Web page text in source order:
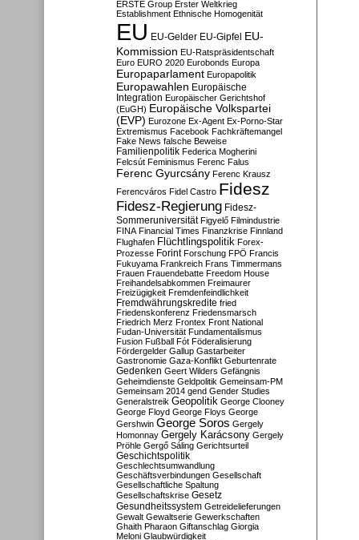
ERSTE Group Erster Weltkrieg
Establishment Ethnische Homogenität
EU EU-Gelder EU-Gipfel EU-
Kommission EU-Ratspräsidentschaft
Euro EURO 2020 Eurobonds Europa
Europaparlament Europapolitik
Europawahlen Europäische
Integration Europäischer Gerichtshof
(EuGH) Europäische Volkspartei
(EVP) Eurozone Ex-Agent Ex-Porno-Star
Extremismus Facebook Fachkräftemangel
Fake News falsche Beweise
Familienpolitik Federica Mogherini
Felcsút Feminismus Ferenc Falus
Ferenc Gyurcsány Ferenc Krausz
Ferencváros Fidel Castro Fidesz
Fidesz-Regierung Fidesz-
Sommeruniversität Figyelő Filmindustrie
FINA Financial Times Finanzkrise Finnland
Flughafen Flüchtlingspolitik Forex-
Prozesse Forint Forschung FPÖ Francis
Fukuyama Frankreich Frans Timmermans
Frauen Frauendebatte Freedom House
Freihandelsabkommen Freimaurer
Freizügigkeit Fremdenfeindlichkeit
Fremdwährungskredite fried
Friedenskonferenz Friedensmarsch
Friedrich Merz Frontex Front National
Fudan-Universität Fundamentalismus
Fusion Fußball Fót Föderalisierung
Fördergelder Gallup Gastarbeiter
Gastronomie Gaza-Konflikt Geburtenrate
Gedenken Geert Wilders Gefängnis
Geheimdienste Geldpolitik Gemeinsam-PM
Gemeinsam 2014 gend Gender Studies
Generalstreik Geopolitik George Clooney
George Floyd George Floys George
Gershwin George Soros Gergely
Homonnay Gergely Karácsony Gergely
Pröhle Gergő Sáling Gerichtsurteil
Geschichtspolitik
Geschlechtsumwandlung
Geschäftsverbindungen Gesellschaft
Gesellschaftliche Spaltung
Gesellschaftskrise Gesetz
Gesundheitssystem Getreidelieferungen
Gewalt Gewaltserie Gewerkschaften
Ghaith Pharaon Giftanschlag Giorgia
Meloni Glaubwürdigkeit